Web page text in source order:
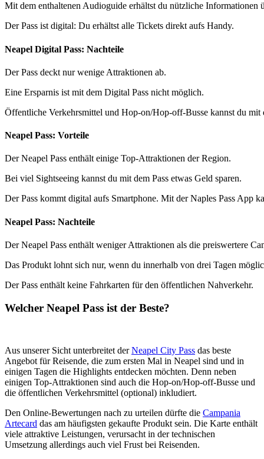
Mit dem enthaltenen Audioguide erhältst du nützliche Informationen
Der Pass ist digital: Du erhältst alle Tickets direkt aufs Handy.
Neapel Digital Pass: Nachteile
Der Pass deckt nur wenige Attraktionen ab.
Eine Ersparnis ist mit dem Digital Pass nicht möglich.
Öffentliche Verkehrsmittel und Hop-on/Hop-off-Busse kannst du mit
Neapel Pass: Vorteile
Der Neapel Pass enthält einige Top-Attraktionen der Region.
Bei viel Sightseeing kannst du mit dem Pass etwas Geld sparen.
Der Pass kommt digital aufs Smartphone. Mit der Naples Pass App
Neapel Pass: Nachteile
Der Neapel Pass enthält weniger Attraktionen als die preiswertere
Das Produkt lohnt sich nur, wenn du innerhalb von drei Tagen
Der Pass enthält keine Fahrkarten für den öffentlichen Nahverkehr.
Welcher Neapel Pass ist der Beste?
Aus unserer Sicht unterbreitet derNeapel City Pass das beste
Angebot für Reisende, die zum ersten Mal in Neapel sind und in
einigen Tagen die Highlights entdecken möchten. Denn neben
einigen Top-Attraktionen sind auch die Hop-on/Hop-off-Busse und
die öffentlichen Verkehrsmittel (optional) inkludiert.
Den Online-Bewertungen nach zu urteilen dürfte die Campania
Artecard das am häufigsten gekaufte Produkt sein. Die Karte enthält
viele attraktive Leistungen, verursacht in der technischen
Umsetzung allerdings auch viel Frust bei Reisenden.